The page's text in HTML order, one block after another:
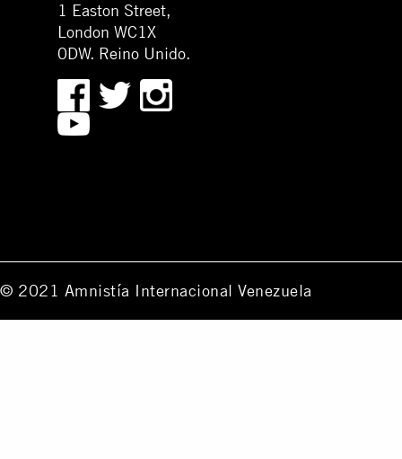
1 Easton Street,
London WC1X
0DW. Reino Unido.
© 2021 Amnistía Internacional Venezuela